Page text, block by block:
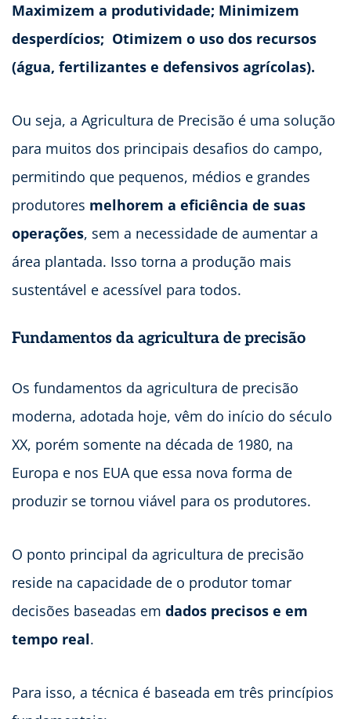
Maximizem a produtividade; Minimizem
desperdícios; Otimizem o uso dos recursos
(água, fertilizantes e defensivos agrícolas).
Ou seja, a Agricultura de Precisão é uma solução
para muitos dos principais desafios do campo,
permitindo que pequenos, médios e grandes
produtores melhorem a eficiência de suas
operações, sem a necessidade de aumentar a
área plantada. Isso torna a produção mais
sustentável e acessível para todos.
Fundamentos da agricultura de precisão
Os fundamentos da agricultura de precisão
moderna, adotada hoje, vêm do início do século
XX, porém somente na década de 1980, na
Europa e nos EUA que essa nova forma de
produzir se tornou viável para os produtores.
O ponto principal da agricultura de precisão
reside na capacidade de o produtor tomar
decisões baseadas em dados precisos e em
tempo real.
Para isso, a técnica é baseada em três princípios